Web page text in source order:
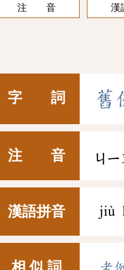
注 音 漢
字 詞 舊
注 音 ㄐㄧ
漢語拼音 jiù
老